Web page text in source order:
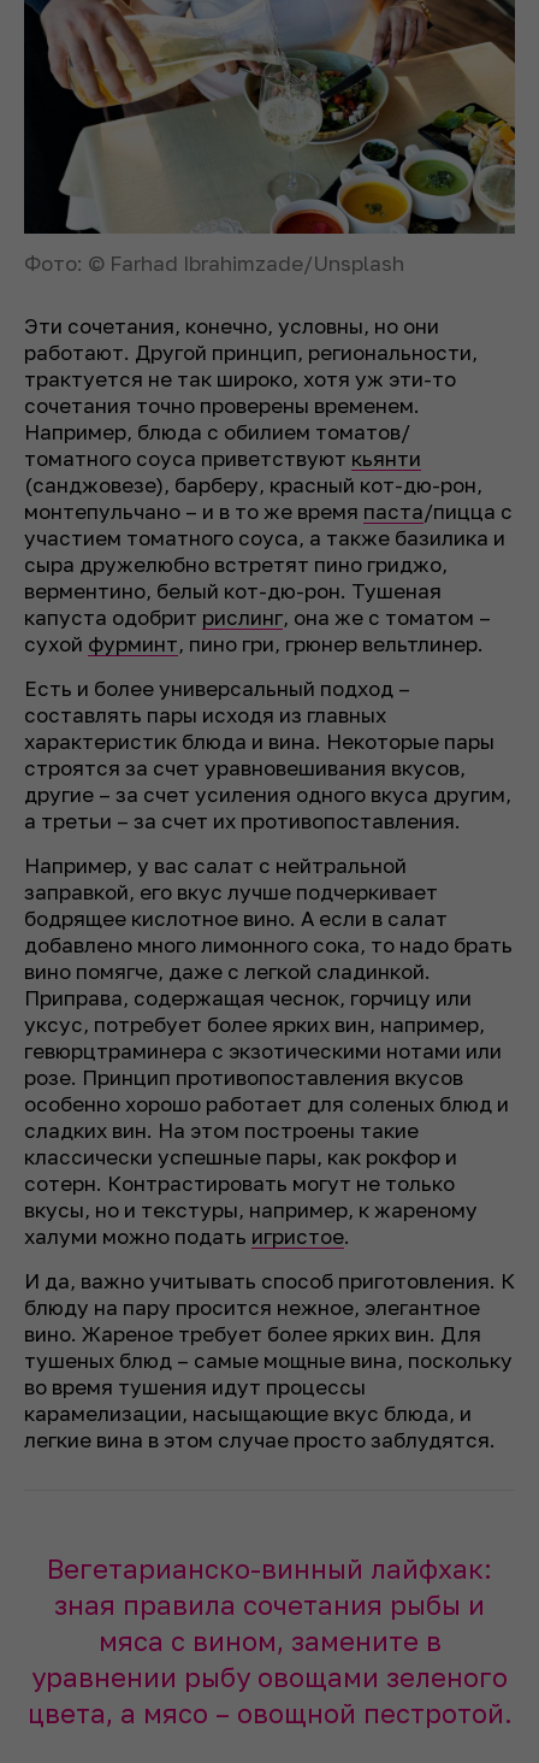
Фото: © Farhad Ibrahimzade/Unsplash
Эти сочетания, конечно, условны, но они
работают. Другой принцип, региональности,
трактуется не так широко, хотя уж эти-то
сочетания точно проверены временем.
Например, блюда с обилием томатов/
томатного соуса приветствуют кьянти
(санджовезе), барберу, красный кот-дю-рон,
монтепульчано – и в то же время паста/пицца с
участием томатного соуса, а также базилика и
сыра дружелюбно встретят пино гриджо,
верментино, белый кот-дю-рон. Тушеная
капуста одобрит рислинг, она же с томатом –
сухой фурминт, пино гри, грюнер вельтлинер.
Есть и более универсальный подход –
составлять пары исходя из главных
характеристик блюда и вина. Некоторые пары
строятся за счет уравновешивания вкусов,
другие – за счет усиления одного вкуса другим,
а третьи – за счет их противопоставления.
Например, у вас салат с нейтральной
заправкой, его вкус лучше подчеркивает
бодрящее кислотное вино. А если в салат
добавлено много лимонного сока, то надо брать
вино помягче, даже с легкой сладинкой.
Приправа, содержащая чеснок, горчицу или
уксус, потребует более ярких вин, например,
гевюрцтраминера с экзотическими нотами или
розе. Принцип противопоставления вкусов
особенно хорошо работает для соленых блюд и
сладких вин. На этом построены такие
классически успешные пары, как рокфор и
сотерн. Контрастировать могут не только
вкусы, но и текстуры, например, к жареному
халуми можно подать игристое.
И да, важно учитывать способ приготовления. К
блюду на пару просится нежное, элегантное
вино. Жареное требует более ярких вин. Для
тушеных блюд – самые мощные вина, поскольку
во время тушения идут процессы
карамелизации, насыщающие вкус блюда, и
легкие вина в этом случае просто заблудятся.
Вегетарианско-винный лайфхак:
зная правила сочетания рыбы и
мяса с вином, замените в
уравнении рыбу овощами зеленого
цвета, а мясо – овощной пестротой.